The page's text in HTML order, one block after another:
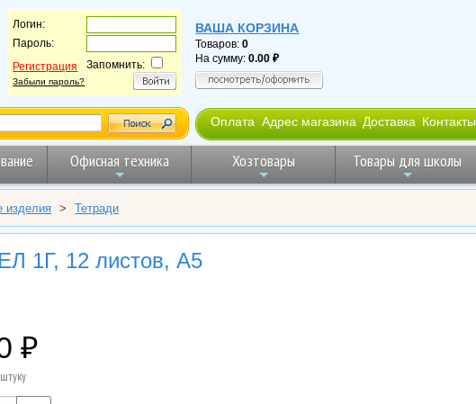
Логин:
Пароль:
Регистрация
Забыли пароль?
Запомнить:
ВАША КОРЗИНА
Товаров:0
На сумму:0.00
Оплата Адрес магазина Доставка Контакты
Офисная техника Хозтовары Товары для школы
изделия > Тетради
1Г, 12 листов, А5